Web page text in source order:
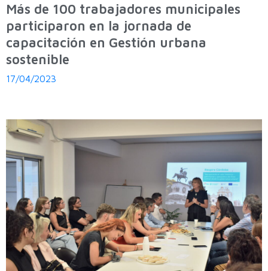
Más de 100 trabajadores municipales
participaron en la jornada de
capacitación en Gestión urbana
sostenible
17/04/2023